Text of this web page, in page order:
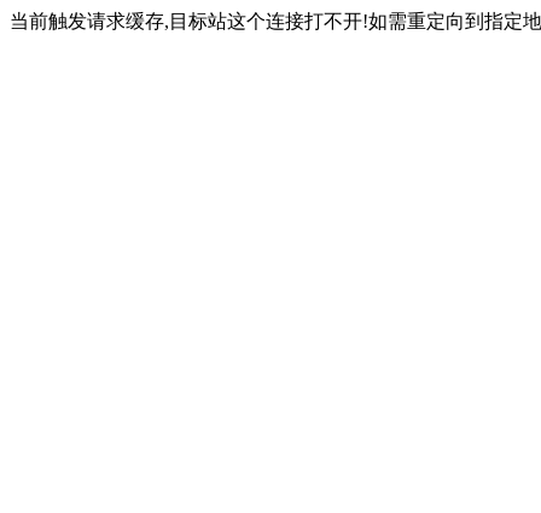
当前触发请求缓存,目标站这个连接打不开!如需重定向到指定